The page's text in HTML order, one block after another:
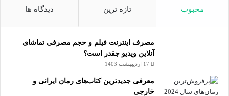
محبوب تازه ترین دیدگاه ها
مصرف اینترنت فیلم و حجم مصرفی تماشای
آنلاین ویدیو چقدر است؟
17 اردیبهشت 1403
معرفی جدیدترین کتاب‌های رمان ایرانی و
خارجی